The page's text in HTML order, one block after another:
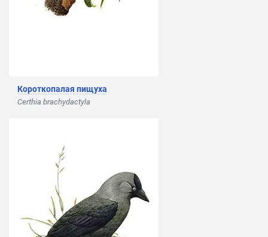
Короткопалая пищуха
Certhia brachydactyla